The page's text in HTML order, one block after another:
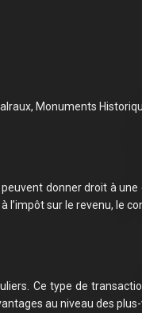
Monuments
donner droit à
l’impôt sur le revenu, le
Ce type de
au niveau des plus-